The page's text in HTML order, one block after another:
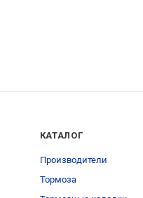
КАТАЛОГ
Производители
Тормоза